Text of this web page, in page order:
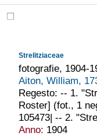
Strelitziaceae
fotografie, 1904-
Aiton, William,
Regesto: -- 1.
Roster] (fot., 1
105473| -- 2.
Anno: 1904